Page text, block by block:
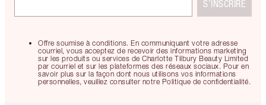
Offre soumise à conditions. En communiquant votre adresse
courriel, vous acceptez de recevoir des informations marketing
sur les produits ou services de Charlotte Tilbury Beauty Limited
par courriel et sur les plateformes des réseaux sociaux. Pour en
savoir plus sur la façon dont nous utilisons vos informations
personnelles, veuillez consulter notre Politique de confidentialité.
S’INSCRIRE